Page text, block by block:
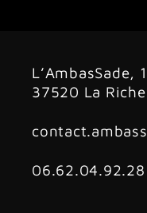
L’AmbasSade,
37520 La
06.62.04.92.28